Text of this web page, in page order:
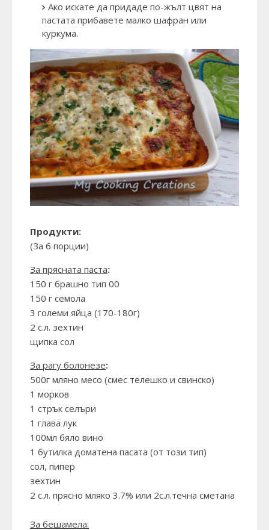
Ако искате да придаде по-жълт цвят на
пастата прибавете малко шафран или
куркума.
Продукти:
(За 6 порции)
За прясната паста:
150 г брашно тип 00
150 г семола
3 големи яйца (170-180г)
2 с.л. зехтин
щипка сол
За рагу болонезе:
500г мляно месо (смес телешко и свинско)
1 морков
1 стрък селъри
1 глава лук
100мл бяло вино
1 бутилка доматена пасата (от този тип)
сол, пипер
зехтин
2 с.л. прясно мляко 3.7% или 2с.л.течна сметана
За бешамела: